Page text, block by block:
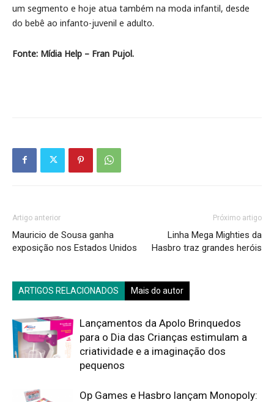
um segmento e hoje atua também na moda infantil, desde
do bebê ao infanto-juvenil e adulto.
Fonte: Mídia Help – Fran Pujol.
Artigo anterior
Mauricio de Sousa ganha
exposição nos Estados Unidos
Próximo artigo
Linha Mega Mighties da
Hasbro traz grandes heróis
ARTIGOS RELACIONADOS Mais do autor
Lançamentos da Apolo Brinquedos
para o Dia das Crianças estimulam a
criatividade e a imaginação dos
pequenos
Op Games e Hasbro lançam Monopoly: